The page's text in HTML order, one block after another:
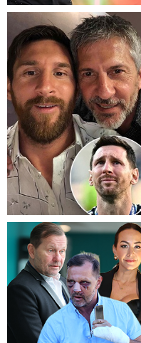
Tragédie hvězdného